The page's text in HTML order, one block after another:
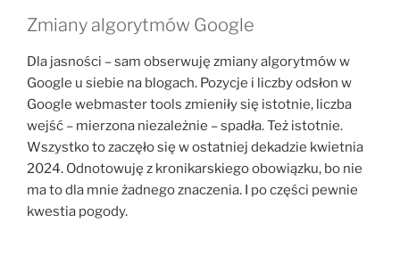
Zmiany algorytmów Google
Dla jasności – sam obserwuję zmiany algorytmów w
Google u siebie na blogach. Pozycje i liczby odsłon w
Google webmaster tools zmieniły się istotnie, liczba
wejść – mierzona niezależnie – spadła. Też istotnie.
Wszystko to zaczęło się w ostatniej dekadzie kwietnia
2024. Odnotowuję z kronikarskiego obowiązku, bo nie
ma to dla mnie żadnego znaczenia. I po części pewnie
kwestia pogody.